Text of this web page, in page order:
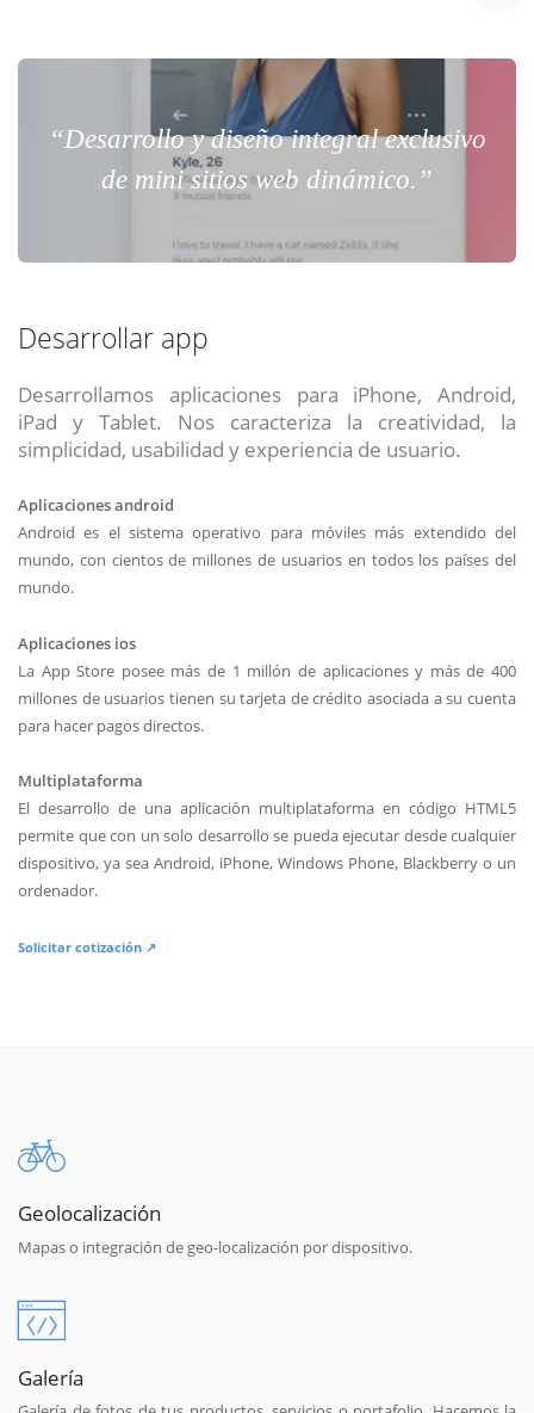
“Desarrollo y diseño integral exclusivo
de mini sitios web dinámico.”
Desarrollar app
Desarrollamos aplicaciones para iPhone, Android,
iPad y Tablet. Nos caracteriza la creatividad, la
simplicidad, usabilidad y experiencia de usuario.
Aplicaciones android
Android es el sistema operativo para móviles más extendido del
mundo, con cientos de millones de usuarios en todos los países del
mundo.
Aplicaciones ios
La App Store posee más de 1 millón de aplicaciones y más de 400
millones de usuarios tienen su tarjeta de crédito asociada a su cuenta
para hacer pagos directos.
Multiplataforma
El desarrollo de una aplicación multiplataforma en código HTML5
permite que con un solo desarrollo se pueda ejecutar desde cualquier
dispositivo, ya sea Android, iPhone, Windows Phone, Blackberry o un
ordenador.
Solicitar cotización ↗
Geolocalización
Mapas o integración de geo-localización por dispositivo.
Galería